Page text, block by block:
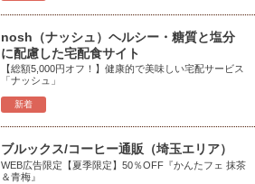
新着
nosh（ナッシュ）ヘルシー・糖質と塩分
に配慮した宅配食サイト
【総額5,000円オフ！】健康的で美味しい宅配サービス
「ナッシュ」
ブルックス/コーヒー通販（埼玉エリア）
WEB広告限定【夏季限定】50％OFF『かんたフェ 抹茶
＆青梅』